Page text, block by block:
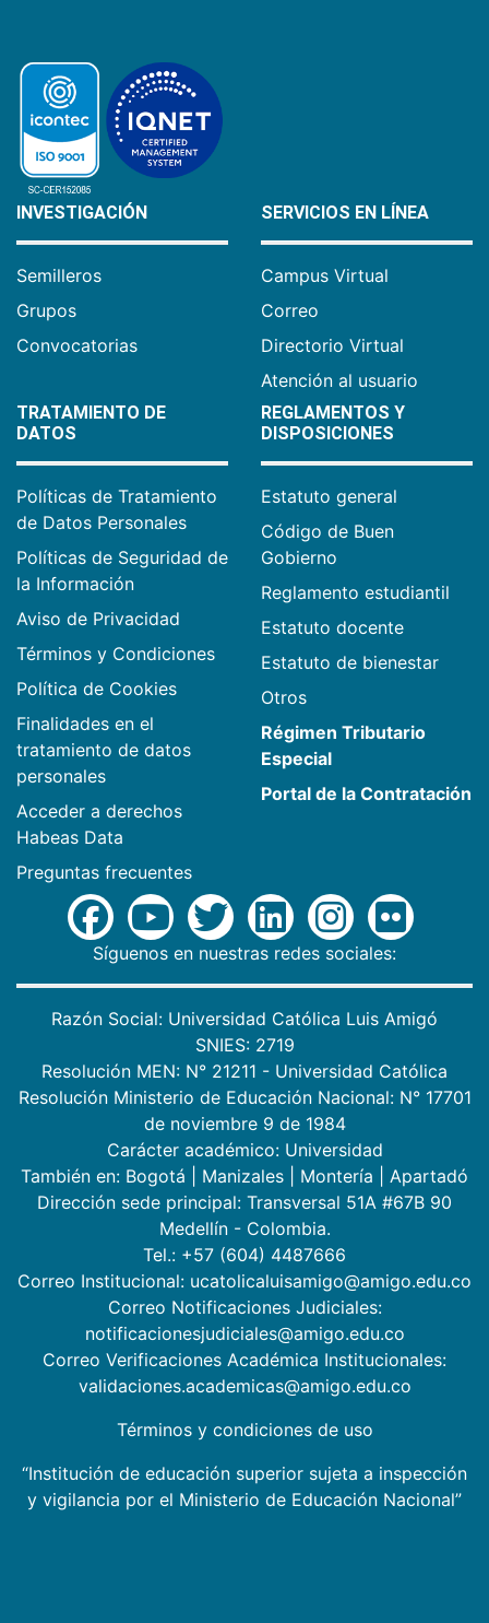
INVESTIGACIÓN
Semilleros
Grupos
Convocatorias
SERVICIOS EN LÍNEA
Campus Virtual
Correo
Directorio Virtual
Atención al usuario
TRATAMIENTO DE
DATOS
Políticas de Tratamiento
de Datos Personales
Políticas de Seguridad de
la Información
Aviso de Privacidad
Términos y Condiciones
Política de Cookies
Finalidades en el
tratamiento de datos
personales
Acceder a derechos
Habeas Data
Preguntas frecuentes
REGLAMENTOS Y
DISPOSICIONES
Estatuto general
Código de Buen
Gobierno
Reglamento estudiantil
Estatuto docente
Estatuto de bienestar
Otros
Régimen Tributario
Especial
Portal de la Contratación
Síguenos en nuestras redes sociales:
Razón Social: Universidad Católica Luis Amigó
SNIES: 2719
Resolución MEN: N° 21211 - Universidad Católica
Resolución Ministerio de Educación Nacional: N° 17701
de noviembre 9 de 1984
Carácter académico: Universidad
También en: Bogotá Manizales Montería
Apartadó
Dirección sede principal: Transversal 51A #67B 90
Medellín - Colombia.
Tel.: +57 (604) 4487666
Correo Institucional: ucatolicaluisamigo@amigo.edu.co
Correo Notificaciones Judiciales:
notificacionesjudiciales@amigo.edu.co
Correo Verificaciones Académica Institucionales:
validaciones.academicas@amigo.edu.co
Términos y condiciones de uso
“Institución de educación superior sujeta a inspección
y vigilancia por el Ministerio de Educación Nacional”